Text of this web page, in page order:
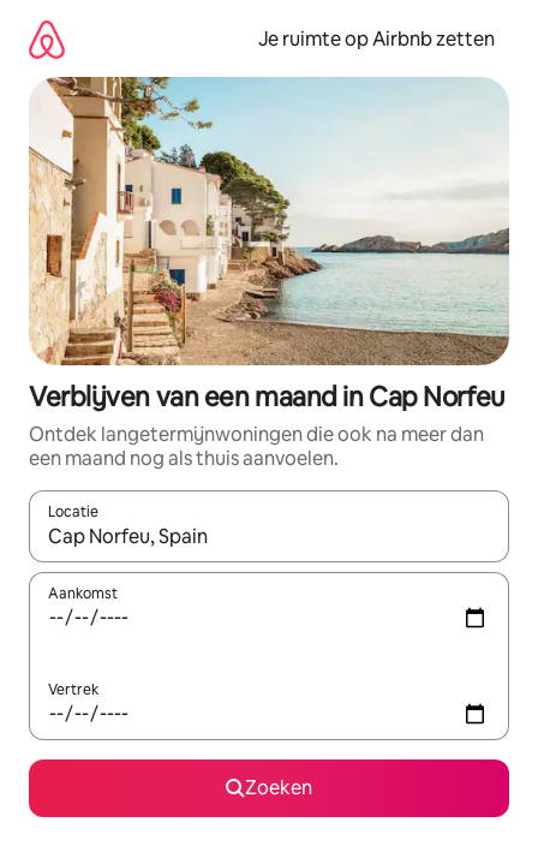
direct
naar
inhoud
Je ruimte op Airbnb zetten
Verblijven van een maand in Cap Norfeu
Ontdek langetermijnwoningen die ook na meer dan
een maand nog als thuis aanvoelen.
Locatie
Wanneer er suggesties beschikbaar zijn, maak je een keuze
Aankomst
Vertrek
Zoeken